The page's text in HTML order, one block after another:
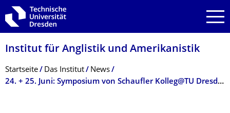
Zur Hauptnavigation springen
Zur Suche springen
Zum Inhalt springen
Institut für Anglistik und Amerikanistik
Breadcrumb-Menü
Startseite Das Institut
News
24. + 25. Juni: Symposium von Schaufler Kolleg@TU Dresden & GenderConceptGroup: Queere KI. Zum Coming-out smarter Maschinen